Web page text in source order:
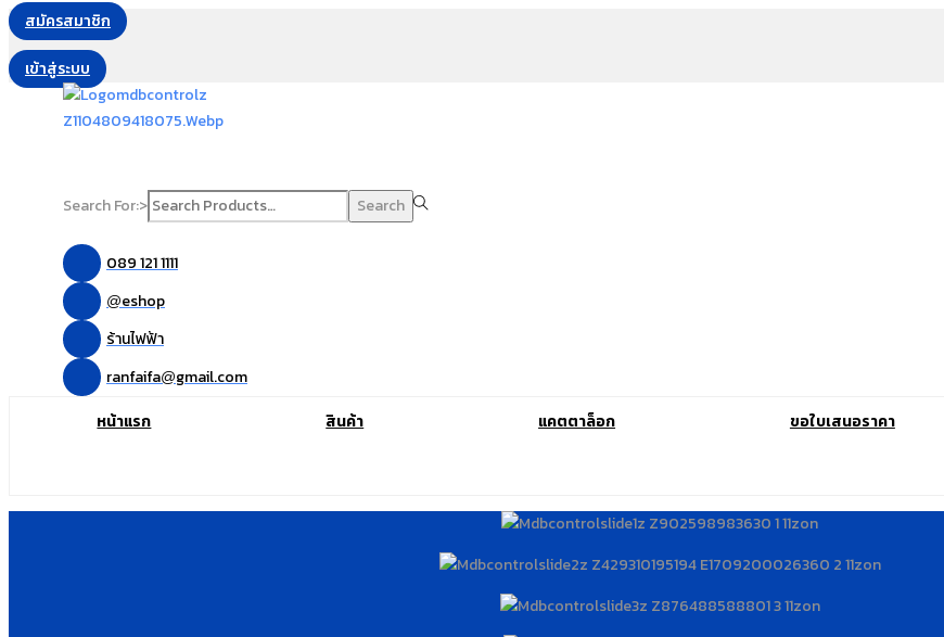
สมัครสมาชิก
เข้าสู่ระบบ
Search For:> Search
089 121 1111
@eshop
ร้านไฟฟ้า
ranfaifa@gmail.com
หน้าแรก
สินค้า แคตตาล็อก ขอใบเสนอราคา